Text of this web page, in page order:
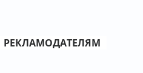
РЕКЛАМОДАТЕЛЯМ